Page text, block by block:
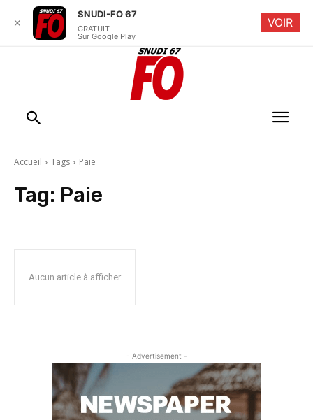
Accueil Tags Paie
Tag: Paie
Aucun article à afficher
- Advertisement -
✕
SNUDI-FO 67
GRATUIT
Sur Google Play
VOIR